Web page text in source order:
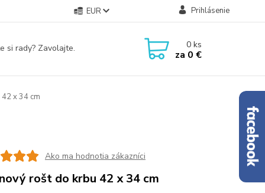
EUR Prihlásenie
si rady? Zavolajte. 0ks
za 0 €
x 34 cm
Ako ma hodnotia zákazníci
rošt do krbu 42 x 34 cm